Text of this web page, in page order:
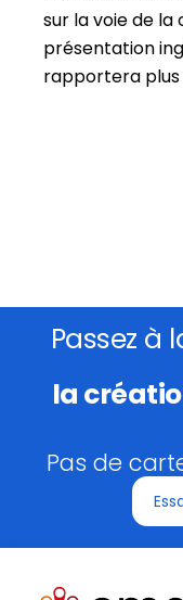
sur la voie de
présentation
rapportera
Passez à
la
Pas de